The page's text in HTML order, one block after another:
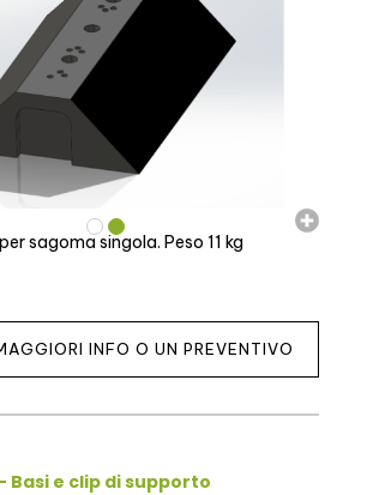
sagoma singola. Peso 11 kg
INFO O UN PREVENTIVO
- Basi e clip di supporto